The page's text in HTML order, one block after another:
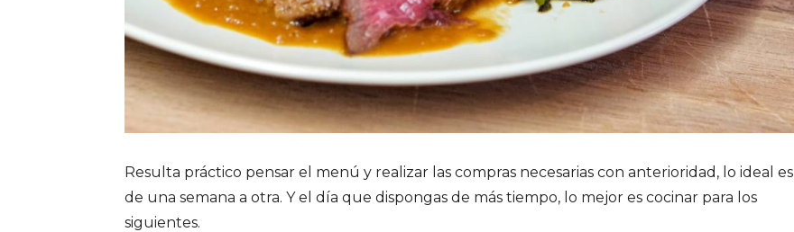
Resulta práctico pensar el menú y realizar las compras necesarias con anterioridad, lo ideal es
de una semana a otra. Y el día que dispongas de más tiempo, lo mejor es cocinar para los
siguientes.